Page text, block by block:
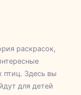
раскрасок,
птиц. Здесь вы
для детей